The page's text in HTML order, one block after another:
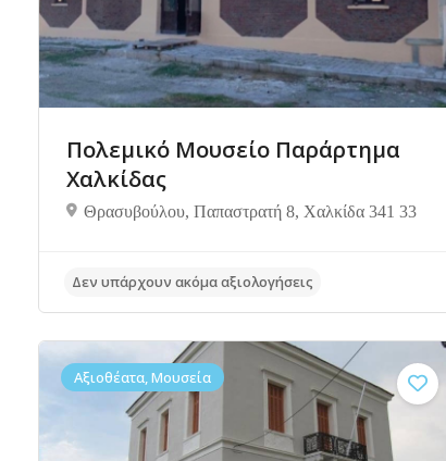
Πολεμικό Μουσείο Παράρτημα
Χαλκίδας
Θρασυβούλου, Παπαστρατή 8, Χαλκίδα 341 33
Δεν υπάρχουν ακόμα αξιολογήσεις
Αξιοθέατα, Μουσεία